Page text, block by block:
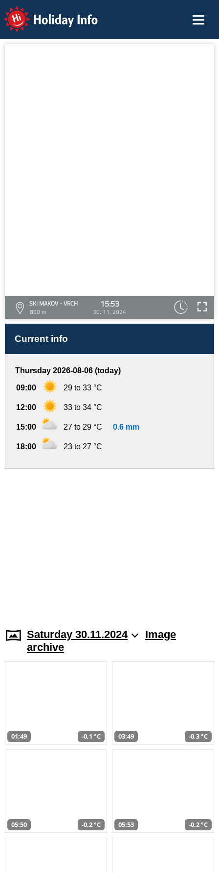
Holiday Info
SKI MAKOV - VRCH
890 m
15:53
30. 11. 2024
Current info
Thursday 2026-08-06 (today)
09:00 29 to 33 °C
12:00 33 to 34 °C
15:00 27 to 29 °C 0.6 mm
18:00 23 to 27 °C
Saturday 30.11.2024
Image
archive
01:49 -0,1 °C 03:49 -0,3 °C
05:50 -0,2 °C 05:53 -0,2 °C